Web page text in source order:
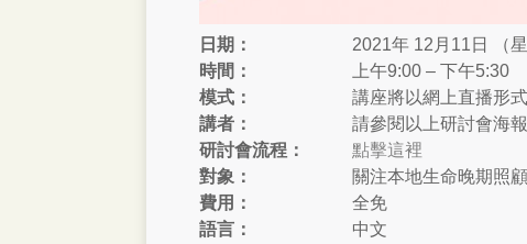
日期：
2021年 12月11日 （星
時間：
上午9:00 – 下午5:30
模式：
講座將以網上直播形
講者：
請參閱以上研討會海報
研討會流程：
點擊這裡
對象：
關注本地生命晚期照
費用：
全免
語言：
中文